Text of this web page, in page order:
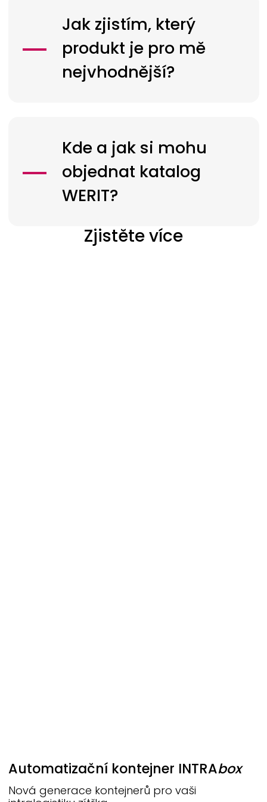
Jak zjistím, který
produkt je pro mě
nejvhodnější?
Kde a jak si mohu
objednat katalog
WERIT?
Zjistěte více
Automatizační kontejner INTRAbox
Nová generace kontejnerů pro vaši